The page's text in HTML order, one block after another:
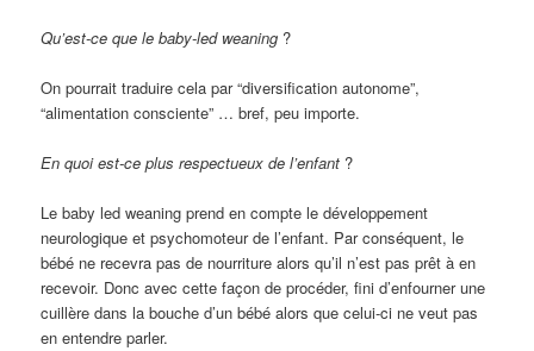
Qu’est-ce que le baby-led weaning ?
On pourrait traduire cela par “diversification autonome”,
“alimentation consciente” … bref, peu importe.
En quoi est-ce plus respectueux de l’enfant ?
Le baby led weaning prend en compte le développement
neurologique et psychomoteur de l’enfant. Par conséquent, le
bébé ne recevra pas de nourriture alors qu’il n’est pas prêt à en
recevoir. Donc avec cette façon de procéder, fini d’enfourner une
cuillère dans la bouche d’un bébé alors que celui-ci ne veut pas
en entendre parler.